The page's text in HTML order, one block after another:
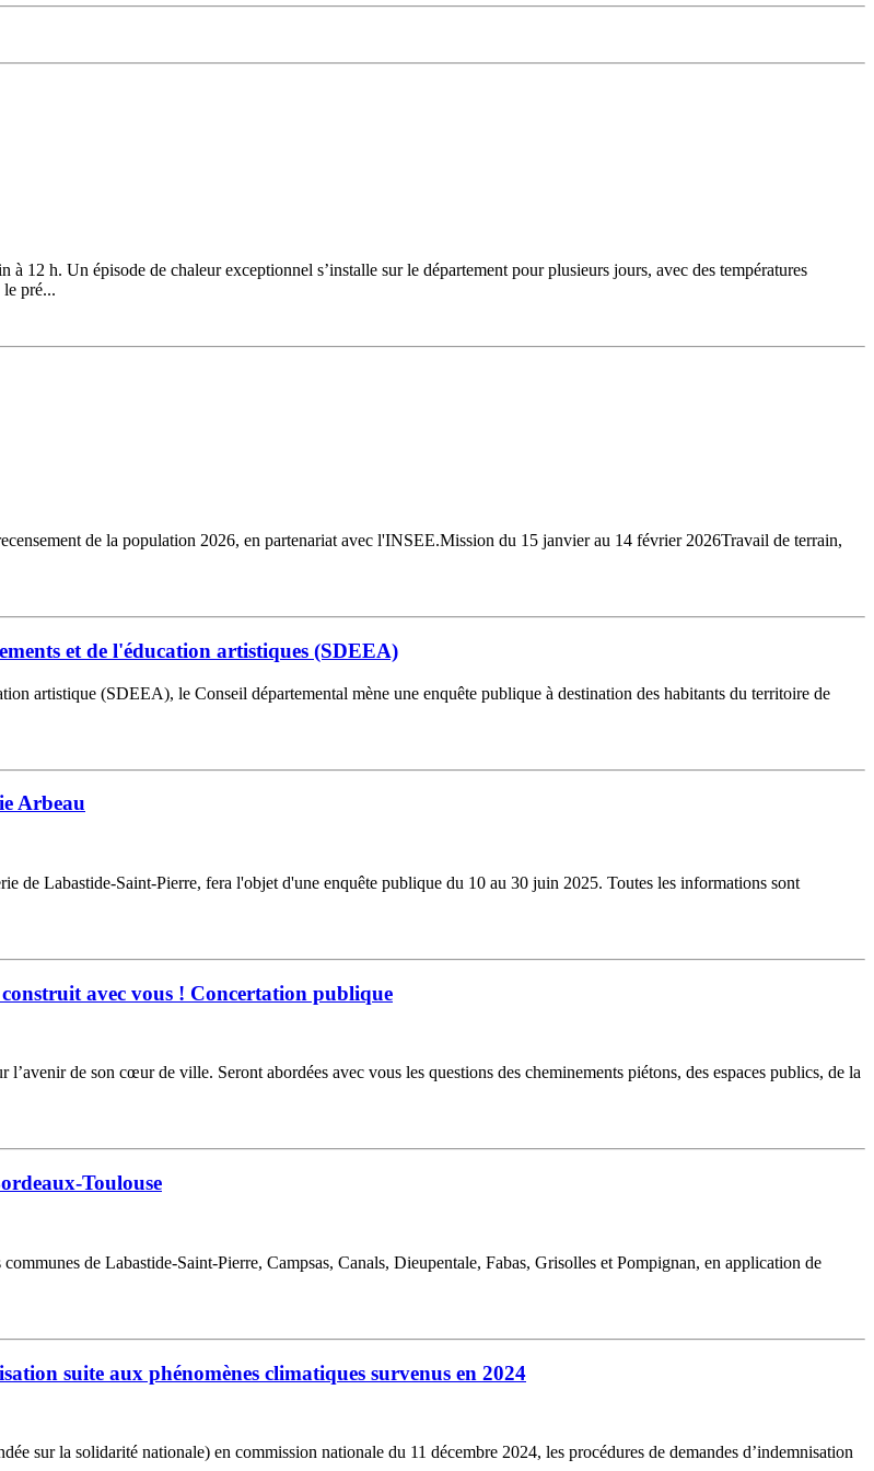
12 h. Un épisode de chaleur exceptionnel s’installe sur le département pour plusieurs jours, avec des températures
le pré...
de la population 2026, en partenariat avec l'INSEE.Mission du 15 janvier au 14 février 2026Travail de terrain,
et de l'éducation artistiques (SDEEA)
artistique (SDEEA), le Conseil départemental mène une enquête publique à destination des habitants du territoire de
Arbeau
de Labastide-Saint-Pierre, fera l'objet d'une enquête publique du 10 au 30 juin 2025. Toutes les informations sont
avec vous ! Concertation publique
de son cœur de ville. Seront abordées avec vous les questions des cheminements piétons, des espaces publics, de la
Toulouse
de Labastide-Saint-Pierre, Campsas, Canals, Dieupentale, Fabas, Grisolles et Pompignan, en application de
suite aux phénomènes climatiques survenus en 2024
sur la solidarité nationale) en commission nationale du 11 décembre 2024, les procédures de demandes d’indemnisation